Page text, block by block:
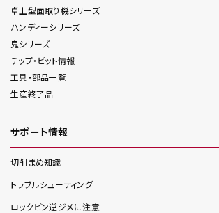
卓上型面取り機シリーズ
ハンディーシリーズ
鬼シリーズ
チップ・ビット情報
工具・部品一覧
生産終了品
サポート情報
切削まめ知識
トラブルシューティング
ロックピン逆ジメに注意